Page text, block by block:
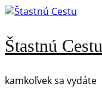
Skip
content
(Press
Štastnú Cestu
kamkoľvek sa vydáte